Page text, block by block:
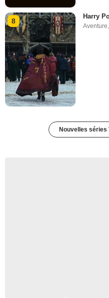
8
Harry
Aventure
Nouvelles séries